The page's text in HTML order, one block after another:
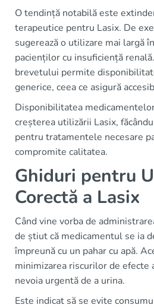
O tendință notabilă este
terapeutice pentru Lasix. De
sugerează o utilizare mai largă
pacienților cu insuficiență
brevetului permite
generice, ceea ce asigură
Disponibilitatea
creșterea utilizării Lasix,
pentru tratamentele necesare
compromite calitatea.
Ghiduri pentru
Corectă a Lasix
Când vine vorba de
de știut că medicamentul se ia
împreună cu un pahar cu apă.
minimizarea riscurilor de efecte
nevoia urgentă de a urina.
Este indicat să se evite